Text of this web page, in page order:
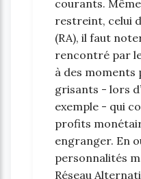
courants.
restreint, celui
(RA), il faut
rencontré par
à des
grisants - lors
exemple - qui
profits
engranger. En
personnalités
Réseau